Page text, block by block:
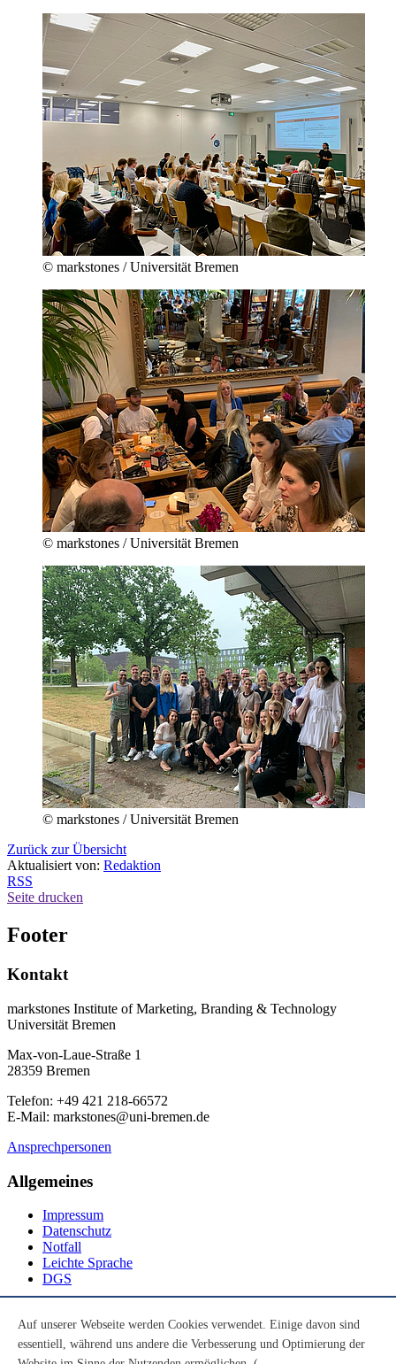
© markstones / Universität Bremen
© markstones / Universität Bremen
© markstones / Universität Bremen
Zurück zur Übersicht
Aktualisiert von: Redaktion
RSS
Seite drucken
Footer
Kontakt
markstones Institute of Marketing, Branding & Technology
Universität Bremen
Max-von-Laue-Straße 1
28359 Bremen
Telefon: +49 421 218-66572
E-Mail: markstones@uni-bremen.de
Ansprechpersonen
Allgemeines
Impressum
Datenschutz
Notfall
Leichte Sprache
DGS
Youtube
Auf unserer Webseite werden Cookies verwendet. Einige davon sind
essentiell, während uns andere die Verbesserung und Optimierung der